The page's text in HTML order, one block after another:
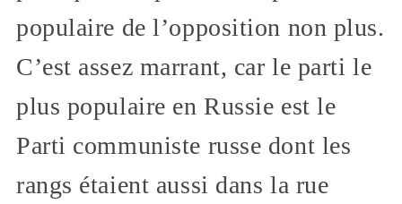
populaire de l’opposition non plus.
C’est assez marrant, car le parti le
plus populaire en Russie est le
Parti communiste russe dont les
rangs étaient aussi dans la rue